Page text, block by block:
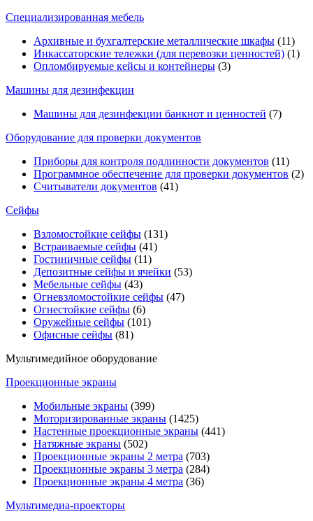
Специализированная мебель
Архивные и бухгалтерские металлические шкафы (11)
Инкассаторские тележки (для перевозки ценностей) (1)
Опломбируемые кейсы и контейнеры (3)
Машины для дезинфекции
Машины для дезинфекции банкнот и ценностей (7)
Оборудование для проверки документов
Приборы для контроля подлинности документов (11)
Программное обеспечение для проверки документов (2)
Считыватели документов (41)
Сейфы
Взломостойкие сейфы (131)
Встраиваемые сейфы (41)
Гостиничные сейфы (11)
Депозитные сейфы и ячейки (53)
Мебельные сейфы (43)
Огневзломостойкие сейфы (47)
Огнестойкие сейфы (6)
Оружейные сейфы (101)
Офисные сейфы (81)
Мультимедийное оборудование
Проекционные экраны
Мобильные экраны (399)
Моторизированные экраны (1425)
Настенные проекционные экраны (441)
Натяжные экраны (502)
Проекционные экраны 2 метра (703)
Проекционные экраны 3 метра (284)
Проекционные экраны 4 метра (36)
Мультимедиa-проекторы